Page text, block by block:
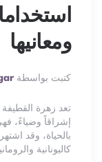
ومعانيها
Posted
By
كتبت بواسطة
تعد زهرة
إشراقاً وضياءً،
بالحياة، وقد
كاليونانية